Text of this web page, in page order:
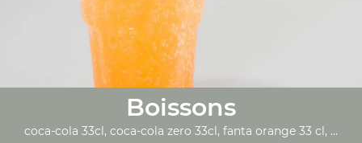
Boissons
coca-cola 33cl, coca-cola zero 33cl, fanta orange 33 cl, ...